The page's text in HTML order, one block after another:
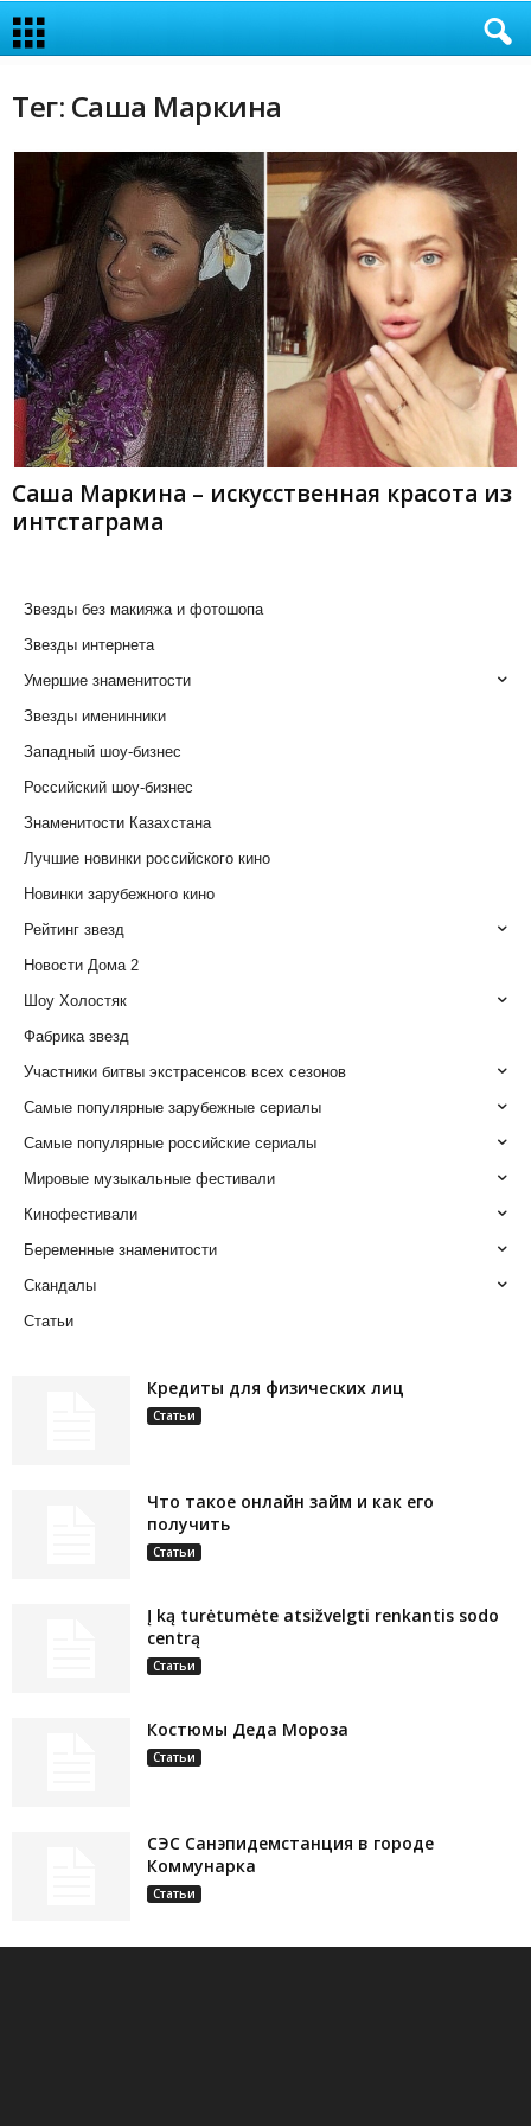
Тег: Саша Маркина
Саша Маркина – искусственная красота из
интстаграма
Звезды без макияжа и фотошопа
Звезды интернета
Умершие знаменитости
Звезды именинники
Западный шоу-бизнес
Российский шоу-бизнес
Знаменитости Казахстана
Лучшие новинки российского кино
Новинки зарубежного кино
Рейтинг звезд
Новости Дома 2
Шоу Холостяк
Фабрика звезд
Участники битвы экстрасенсов всех сезонов
Самые популярные зарубежные сериалы
Самые популярные российские сериалы
Мировые музыкальные фестивали
Кинофестивали
Беременные знаменитости
Скандалы
Статьи
Кредиты для физических лиц
Статьи
Что такое онлайн займ и как его
получить
Статьи
Į ką turėtumėte atsižvelgti renkantis sodo
centrą
Статьи
Костюмы Деда Мороза
Статьи
СЭС Санэпидемстанция в городе
Коммунарка
Статьи